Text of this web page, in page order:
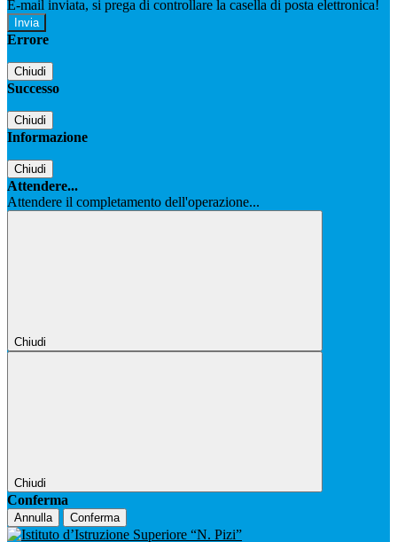
E-mail inviata, si prega di controllare la casella di posta elettronica!
Errore
Chiudi
Successo
Chiudi
Informazione
Chiudi
Attendere...
Attendere il completamento dell'operazione...
Chiudi
Chiudi
Conferma
Annulla Conferma